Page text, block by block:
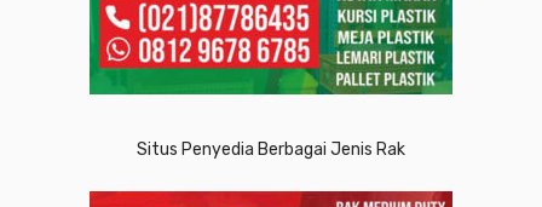
Situs Penyedia Berbagai Jenis Rak